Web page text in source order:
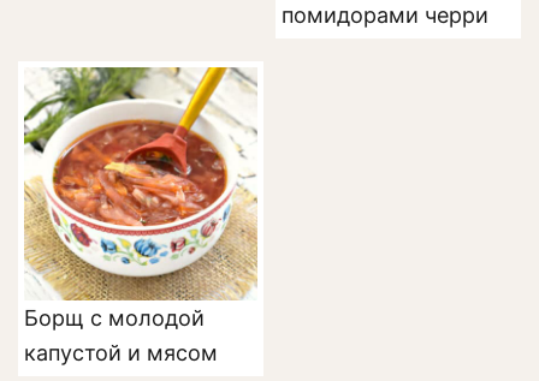
помидорами черри
Борщ с молодой
капустой и мясом